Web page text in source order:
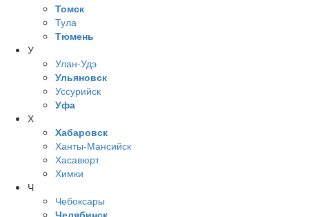
Томск
Тула
Тюмень
У
Улан-Удэ
Ульяновск
Уссурийск
Уфа
Х
Хабаровск
Ханты-Мансийск
Хасавюрт
Химки
Ч
Чебоксары